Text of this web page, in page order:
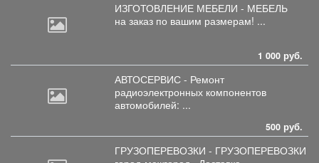
ИЗГОТОВЛЕНИЕ МЕБЕЛИ - МЕБЕЛЬ
на заказ по вашим размерам! ...
1 000 руб.
АВТОСЕРВИС - Ремонт
радиоэлектронных компонентов
автомобилей: ...
500 руб.
ГРУЗОПЕРЕВОЗКИ - ГРУЗОПЕРЕВОЗКИ